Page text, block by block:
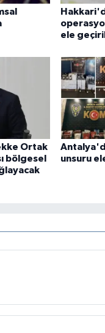
ele
Ortak
bölgesel
unsuru